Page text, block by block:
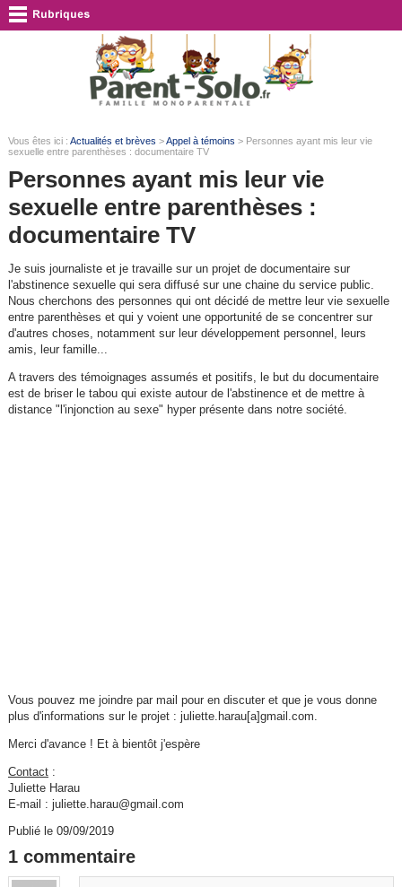
Vous êtes ici : Actualités et brèves >Appel à témoins > Personnes ayant mis leur vie
sexuelle entre parenthèses : documentaire TV
Personnes ayant mis leur vie
sexuelle entre parenthèses :
documentaire TV
Je suis journaliste et je travaille sur un projet de documentaire sur
l'abstinence sexuelle qui sera diffusé sur une chaine du service public.
Nous cherchons des personnes qui ont décidé de mettre leur vie sexuelle
entre parenthèses et qui y voient une opportunité de se concentrer sur
d'autres choses, notamment sur leur développement personnel, leurs
amis, leur famille...
A travers des témoignages assumés et positifs, le but du documentaire
est de briser le tabou qui existe autour de l'abstinence et de mettre à
distance "l'injonction au sexe" hyper présente dans notre société.
Vous pouvez me joindre par mail pour en discuter et que je vous donne
plus d'informations sur le projet : juliette.harau[a]gmail.com.
Merci d'avance ! Et à bientôt j'espère
Contact:
Juliette Harau
E-mail : juliette.harau@gmail.com
Publié le 09/09/2019
1 commentaire